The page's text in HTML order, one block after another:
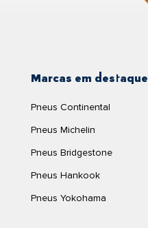
Marcas em destaque
Pneus Continental
Pneus Michelin
Pneus Bridgestone
Pneus Hankook
Pneus Yokohama